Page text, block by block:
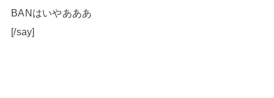
BANはいやあああ
[/say]